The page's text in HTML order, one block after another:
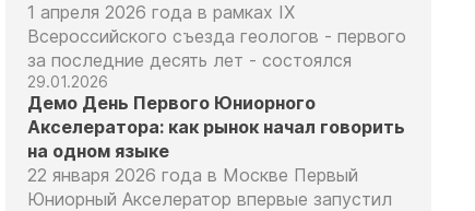
1 апреля 2026 года в рамках IX
Всероссийского съезда геологов - первого
за последние десять лет - состоялся
29.01.2026
Демо День Первого Юниорного
Акселератора: как рынок начал говорить
на одном языке
22 января 2026 года в Москве Первый
Юниорный Акселератор впервые запустил